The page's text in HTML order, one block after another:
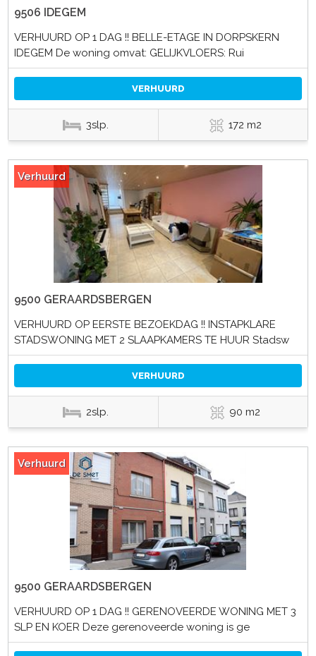
9506 IDEGEM
VERHUURD OP 1 DAG !! BELLE-ETAGE IN DORPSKERN
IDEGEM De woning omvat: GELIJKVLOERS: Rui
VERHUURD
3slp. 172 m2
Verhuurd
9500 GERAARDSBERGEN
VERHUURD OP EERSTE BEZOEKDAG !! INSTAPKLARE
STADSWONING MET 2 SLAAPKAMERS TE HUUR Stadsw
VERHUURD
2slp. 90 m2
Verhuurd
9500 GERAARDSBERGEN
VERHUURD OP 1 DAG !! GERENOVEERDE WONING MET 3
SLP EN KOER Deze gerenoveerde woning is ge